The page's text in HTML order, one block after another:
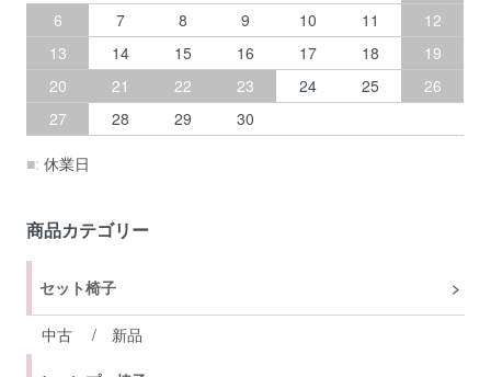
6
7 8 9 10 11
12
13
14 15 16 17 18
19
20
21 22 23 24 25
26
27
28 29 30
■: 休業日
商品カテゴリー
セット椅子
中古 / 新品